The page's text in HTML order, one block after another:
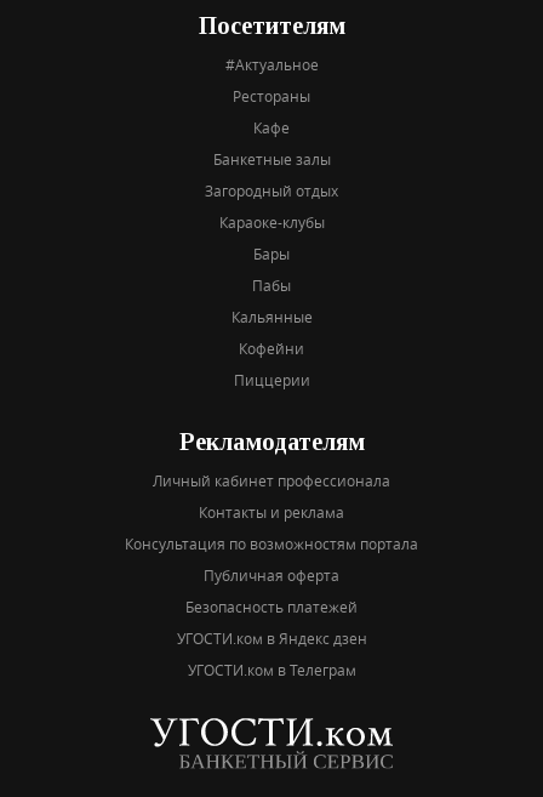
Посетителям
#Актуальное
Рестораны
Кафе
Банкетные залы
Загородный отдых
Караоке-клубы
Бары
Пабы
Кальянные
Кофейни
Пиццерии
Рекламодателям
Личный кабинет профессионала
Контакты и реклама
Консультация по возможностям портала
Публичная оферта
Безопасность платежей
УГОСТИ.ком в Яндекс дзен
УГОСТИ.ком в Телеграм